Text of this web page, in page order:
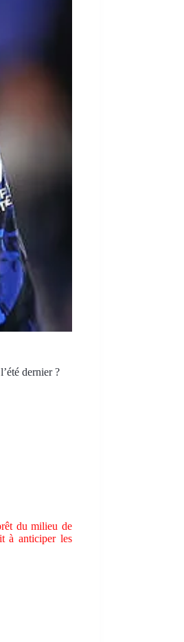
dernier ?
du milieu de
à anticiper les